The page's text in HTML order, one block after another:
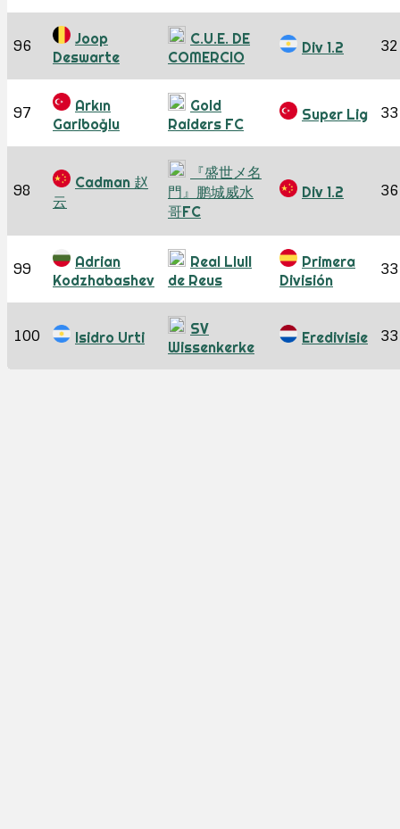
96
Joop
Deswarte
C.U.E. DE
COMERCIO
Div 1.2 32
97
Arkın
Gariboğlu
Gold
Raiders FC
Super Lig 33
98
Cadman 赵
云
『盛世メ名
門』鹏城威水
哥FC
Div 1.2 36
99
Adrian
Kodzhabashev
Real Llull
de Reus
Primera
División
33
100 Isidro Urti
SV
Wissenkerke
Eredivisie 33